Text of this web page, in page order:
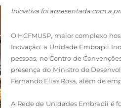
Iniciativa foi apresentada com a
O HCFMUSP, maior complexo
Inovação: a Unidade Embrapii
pessoas, no Centro de
presença do Ministro do
Fernando Elias Rosa, além de
A Rede de Unidades Embrapii é